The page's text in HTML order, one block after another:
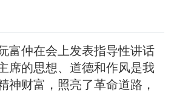
富仲在会上发表指导性讲话
席的思想、道德和作风是我
神财富，照亮了革命道路，